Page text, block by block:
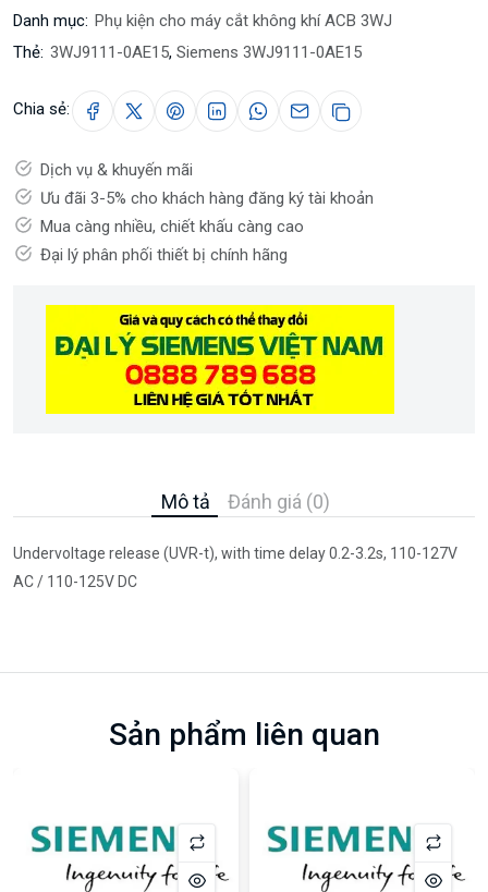
Danh mục: Phụ kiện cho máy cắt không khí ACB 3WJ
Thẻ: 3WJ9111-0AE15, Siemens 3WJ9111-0AE15
Chia sẻ:
Dịch vụ & khuyến mãi
Ưu đãi 3-5% cho khách hàng đăng ký tài khoản
Mua càng nhiều, chiết khấu càng cao
Đại lý phân phối thiết bị chính hãng
Mô tả Đánh giá (0)
Undervoltage release (UVR-t), with time delay 0.2-3.2s, 110-127V
AC / 110-125V DC
Sản phẩm liên quan